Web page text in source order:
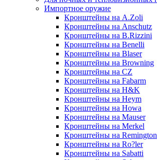
Импортное оружие
Кронштейны на A.Zoli
Кронштейны на Anschutz
Кронштейны на B.Rizzini
Кронштейны на Benelli
Кронштейны на Blaser
Кронштейны на Browning
Кронштейны на CZ
Кронштейны на Fabarm
Кронштейны на H&K
Кронштейны на Heym
Кронштейны на Howa
Кронштейны на Mauser
Кронштейны на Merkel
Кронштейны на Remington
Кронштейны на Ro?ler
Кронштейны на Sabatti